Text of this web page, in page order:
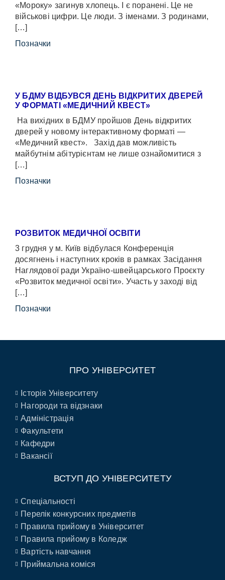
«Мороку» загинув хлопець. І є поранені. Це не
військові цифри. Це люди. З іменами. З родинами,
[…]
Позначки
У БДМУ ВІДБУВСЯ ДЕНЬ ВІДКРИТИХ ДВЕРЕЙ
У ФОРМАТІ «МЕДИЧНИЙ КВЕСТ»
На вихідних в БДМУ пройшов День відкритих
дверей у новому інтерактивному форматі —
«Медичний квест». Захід дав можливість
майбутнім абітурієнтам не лише ознайомитися з
[…]
Позначки
РОЗВИТОК МЕДИЧНОЇ ОСВІТИ
3 грудня у м. Київ відбулася Конференція
досягнень і наступних кроків в рамках Засідання
Наглядової ради Україно-швейцарського Проєкту
«Розвиток медичної освіти». Участь у заході від
[…]
Позначки
ПРО УНІВЕРСИТЕТ
Історія Університету
Нагороди та відзнаки
Адміністрація
Факультети
Кафедри
Вакансії
ВСТУП ДО УНІВЕРСИТЕТУ
Спеціальності
Перелік конкурсних предметів
Правила прийому в Університет
Правила прийому в Коледж
Вартість навчання
Приймальна коміся